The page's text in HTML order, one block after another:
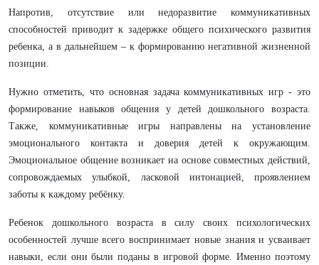
Напротив, отсутствие или недоразвитие коммуникативных
способностей приводит к задержке общего психического развития
ребенка, а в дальнейшем – к формированию негативной жизненной
позиции.
Нужно отметить, что основная задача коммуникативных игр - это
формирование навыков общения у детей дошкольного возраста.
Также, коммуникативные игры направлены на установление
эмоционального контакта и доверия детей к окружающим.
Эмоциональное общение возникает на основе совместных действий,
сопровождаемых улыбкой, ласковой интонацией, проявлением
заботы к каждому ребёнку.
Ребенок дошкольного возраста в силу своих психологических
особенностей лучше всего воспринимает новые знания и усваивает
навыки, если они были поданы в игровой форме. Именно поэтому